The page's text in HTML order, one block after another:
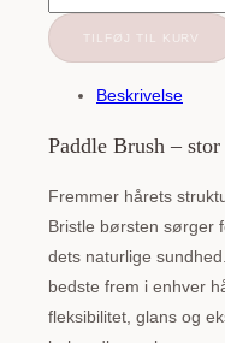
|
PaddleTILFØJ TIL KURV
Beskrivelse
Paddle Brush –
Fremmer hårets
Bristle børsten sørger
dets naturlige
bedste frem i enhver
fleksibilitet, glans og